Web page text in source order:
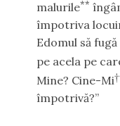
malurile**
împotriva
Edomul să
pe acela pe
Mine? Cine-Mi
împotrivă?”